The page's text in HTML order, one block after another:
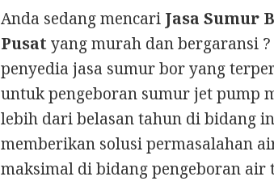
Anda sedang mencari Jasa Sumur
Pusat yang murah dan bergaransi
penyedia jasa sumur bor yang
untuk pengeboran sumur jet pump
lebih dari belasan tahun di bidang
memberikan solusi permasalahan
maksimal di bidang pengeboran air